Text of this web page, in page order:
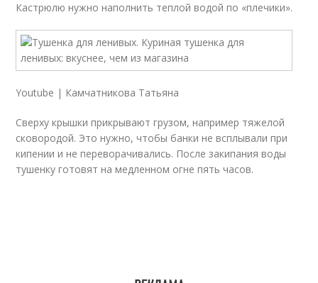
Кастрюлю нужно наполнить теплой водой по «плечики».
Youtube | Камчатникова Татьяна
Сверху крышки прикрывают грузом, например тяжелой
сковородой. Это нужно, чтобы банки не всплывали при
кипении и не переворачивались. После закипания воды
тушенку готовят на медленном огне пять часов.